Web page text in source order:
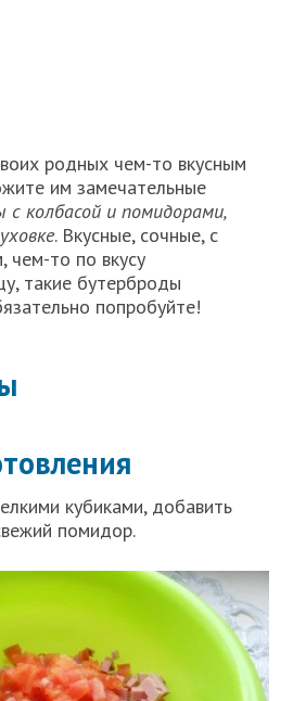
родных чем-то вкусным
им замечательные
с колбасой и помидорами,
. Вкусные, сочные, с
чем-то по вкусу
такие бутерброды
попробуйте!
кубиками, добавить
помидор.